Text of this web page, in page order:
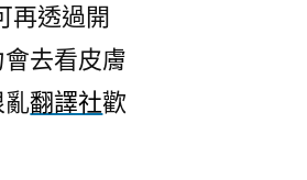
再透過開
去看皮膚
亂翻譯社歡